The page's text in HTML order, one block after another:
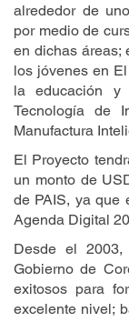
alrededor de
por medio de
en dichas áreas;
los jóvenes en
la educación y
Tecnología de
Manufactura
El Proyecto
un monto de
de PAIS, ya que
Agenda Digital
Desde el 2003,
Gobierno de
exitosos para
excelente nivel;